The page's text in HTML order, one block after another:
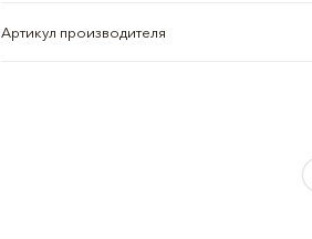
Артикул производителя